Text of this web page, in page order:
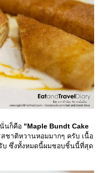
นก็คือ "Maple Bundt Cake
ชาติหวานหอมมากๆ ครับ เนื้อ
บ ซึ่งทั้งหมดนี้ผมชอบชิ้นนี้ที่สุด